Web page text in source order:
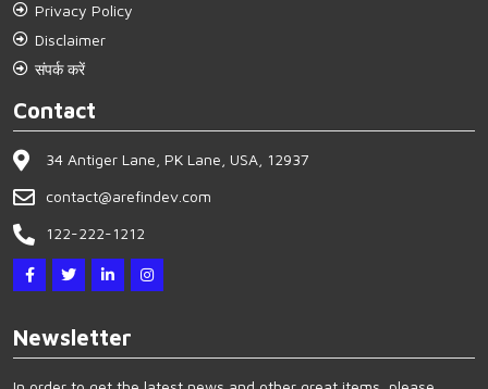
Privacy Policy
Disclaimer
संपर्क करें
Contact
34 Antiger Lane, PK Lane, USA, 12937
contact@arefindev.com
122-222-1212
Newsletter